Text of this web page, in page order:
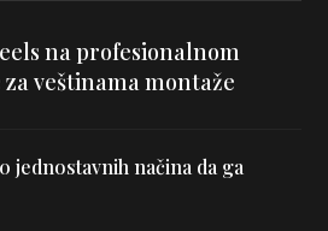
na profesionalnom
veštinama montaže
jednostavnih načina da ga